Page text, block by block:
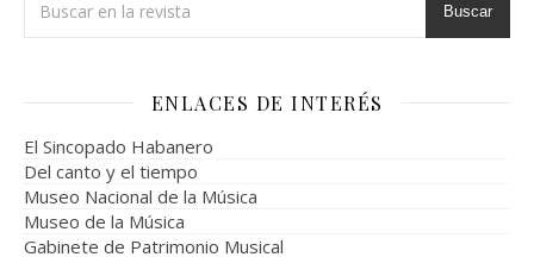
Buscar
ENLACES DE INTERÉS
El Sincopado Habanero
Del canto y el tiempo
Museo Nacional de la Música
Museo de la Música
Gabinete de Patrimonio Musical